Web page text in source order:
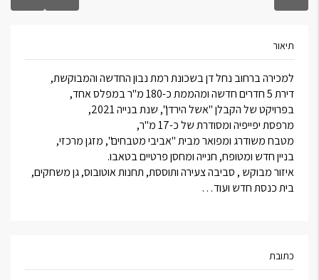
תיאור
למכירה ברחוב נחל דן בשכונת רמת נבון החדשה והמבוקשת,
דירת 5 חדרים חדשה ומהממת כ-180 מ"ר במפלס אחד,
בפרויקט של הקבלן "אשל הירדן", שנת בנייה 2021,
מרפסת יפייפיה ומסודרת של כ-17 מ"ר,
מטבח משודרג ומפואר מבית "אביבי מטבחים", מזגן מרכזי,
בניין חדש ומטופח, חנייה ומחסן פרטיים בטאבו.
איזור מבוקש , סביבה צעירה ותוססת, תחנות אוטובוס, גן משחקים,
בית כנסת חדש ועוד…
כתובת